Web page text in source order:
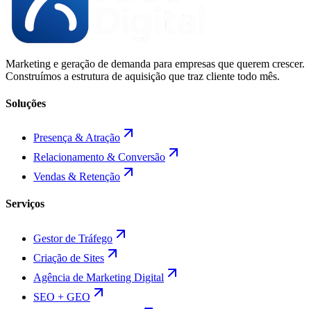
Marketing e geração de demanda para empresas que querem crescer.
Construímos a estrutura de aquisição que traz cliente todo mês.
Soluções
Presença & Atração
Relacionamento & Conversão
Vendas & Retenção
Serviços
Gestor de Tráfego
Criação de Sites
Agência de Marketing Digital
SEO + GEO